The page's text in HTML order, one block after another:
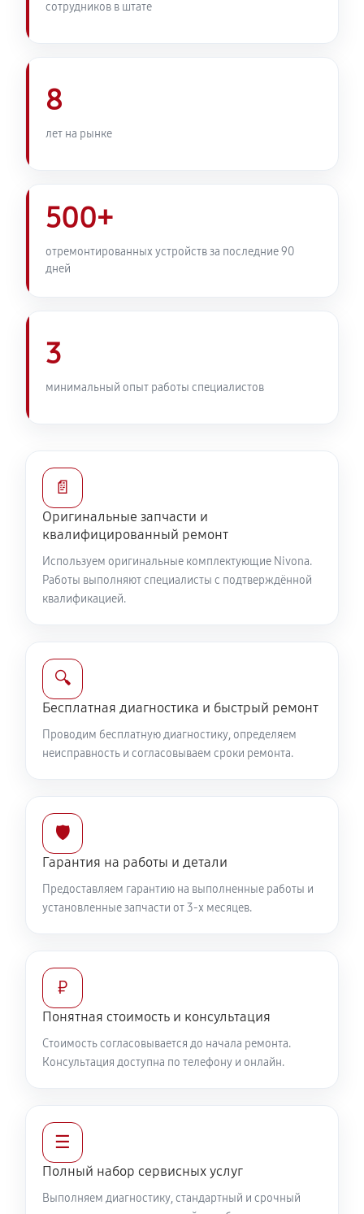
сотрудников в штате
8
лет на рынке
500+
отремонтированных устройств за последние 90
дней
3
минимальный опыт работы специалистов
📄
Оригинальные запчасти и
квалифицированный ремонт
Используем оригинальные комплектующие Nivona.
Работы выполняют специалисты с подтверждённой
квалификацией.
🔍
Бесплатная диагностика и быстрый ремонт
Проводим бесплатную диагностику, определяем
неисправность и согласовываем сроки ремонта.
🛡️
Гарантия на работы и детали
Предоставляем гарантию на выполненные работы и
установленные запчасти от 3-х месяцев.
₽
Понятная стоимость и консультация
Стоимость согласовывается до начала ремонта.
Консультация доступна по телефону и онлайн.
☰
Полный набор сервисных услуг
Выполняем диагностику, стандартный и срочный